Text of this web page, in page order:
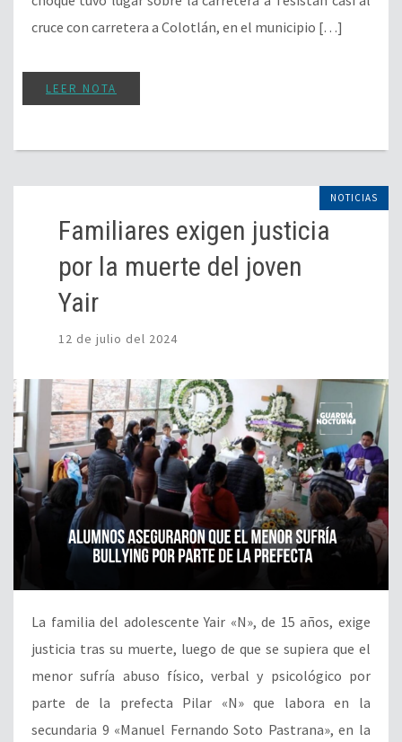
cruce con carretera a Colotlán, en el municipio […]
LEER NOTA
NOTICIAS
Familiares exigen justicia
por la muerte del joven
Yair
12 de julio del 2024
La familia del adolescente Yair «N», de 15 años, exige
justicia tras su muerte, luego de que se supiera que el
menor sufría abuso físico, verbal y psicológico por
parte de la prefecta Pilar «N» que labora en la
secundaria 9 «Manuel Fernando Soto Pastrana», en la